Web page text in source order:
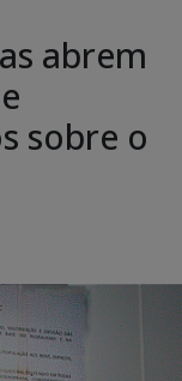
abrem
sobre o